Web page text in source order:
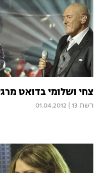
צחי ושלומי בדואט
רשת 13 01.04.2012